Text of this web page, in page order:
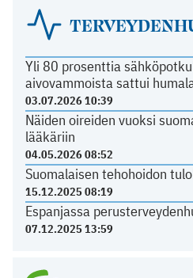
Yli 80 prosenttia
aivovammoista sattui
03.07.2026 10:39
Näiden oireiden vuoksi
lääkäriin
04.05.2026 08:52
Suomalaisen tehohoidon
15.12.2025 08:19
Espanjassa
07.12.2025 13:59